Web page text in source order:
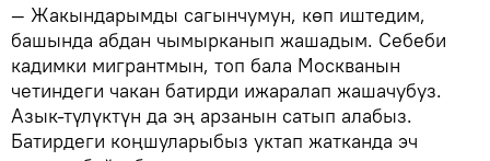
— Жакындарымды сагынчумун, көп иштедим,
башында абдан чымырканып жашадым. Себеби
кадимки мигрантмын, топ бала Москванын
четиндеги чакан батирди ижаралап жашачубуз.
Азык-түлүктүн да эң арзанын сатып алабыз.
Батирдеги коңшуларыбыз уктап жатканда эч